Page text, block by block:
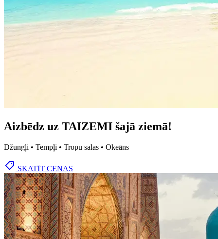
Aizbēdz uz TAIZEMI šajā ziemā!
Džungļi • Tempļi • Tropu salas • Okeāns
SKATĪT CENAS